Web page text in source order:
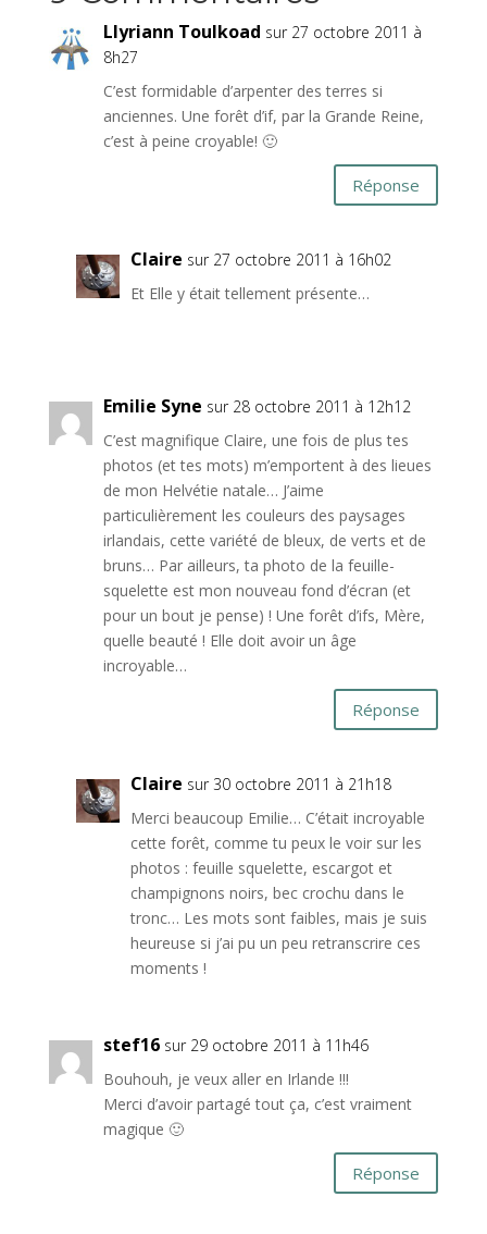
Llyriann Toulkoad sur 27 octobre 2011 à
8h27
C’est formidable d’arpenter des terres si
anciennes. Une forêt d’if, par la Grande Reine,
c’est à peine croyable! 🙂
Réponse
Claire sur 27 octobre 2011 à 16h02
Et Elle y était tellement présente…
Emilie Syne sur 28 octobre 2011 à 12h12
C’est magnifique Claire, une fois de plus tes
photos (et tes mots) m’emportent à des lieues
de mon Helvétie natale… J’aime
particulièrement les couleurs des paysages
irlandais, cette variété de bleux, de verts et de
bruns… Par ailleurs, ta photo de la feuille-
squelette est mon nouveau fond d’écran (et
pour un bout je pense) ! Une forêt d’ifs, Mère,
quelle beauté ! Elle doit avoir un âge
incroyable…
Réponse
Claire sur 30 octobre 2011 à 21h18
Merci beaucoup Emilie… C’était incroyable
cette forêt, comme tu peux le voir sur les
photos : feuille squelette, escargot et
champignons noirs, bec crochu dans le
tronc… Les mots sont faibles, mais je suis
heureuse si j’ai pu un peu retranscrire ces
moments !
stef16 sur 29 octobre 2011 à 11h46
Bouhouh, je veux aller en Irlande !!!
Merci d’avoir partagé tout ça, c’est vraiment
magique 🙂
Réponse